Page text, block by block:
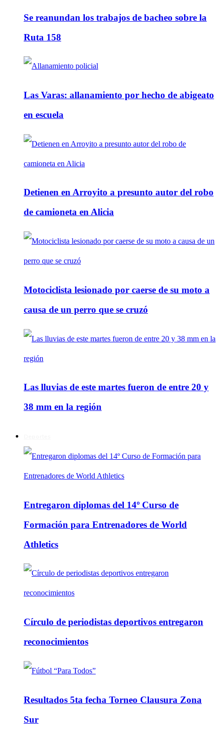
Se reanundan los trabajos de bacheo sobre la
Ruta 158
Las Varas: allanamiento por hecho de abigeato
en escuela
Detienen en Arroyito a presunto autor del robo
de camioneta en Alicia
Motociclista lesionado por caerse de su moto a
causa de un perro que se cruzó
Las lluvias de este martes fueron de entre 20 y
38 mm en la región
Entregaron diplomas del 14º Curso de
Formación para Entrenadores de World
Athletics
Círculo de periodistas deportivos entregaron
reconocimientos
Resultados 5ta fecha Torneo Clausura Zona
Sur